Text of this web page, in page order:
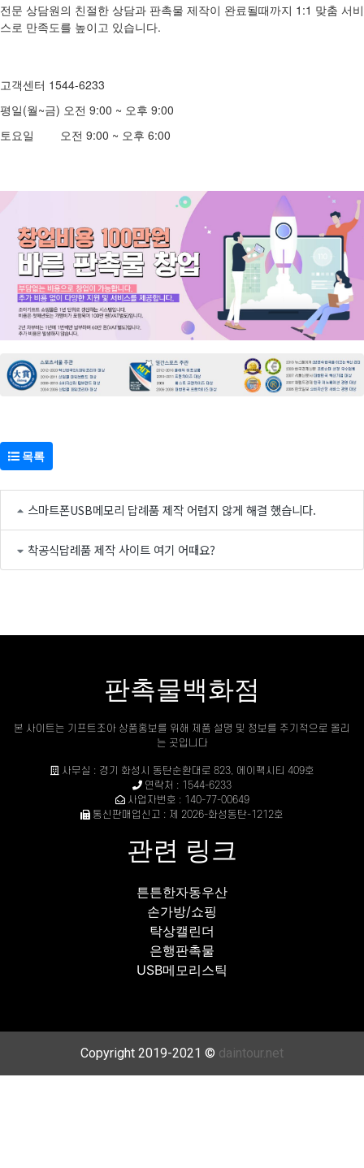
전문 상담원의 친절한 상담과 판촉물 제작이 완료될때까지 1:1 맞춤 서비
스로 만족도를 높이고 있습니다.
고객센터 1544-6233
평일(월~금) 오전 9:00 ~ 오후 9:00
토요일 오전 9:00 ~ 오후 6:00
목록
스마트폰USB메모리 답례품 제작 어렵지 않게 해결 했습니다.
착공식답례품 제작 사이트 여기 어때요?
판촉물백화점
본 사이트는 기프트조아 상품홍보를 위해 제품 설명 및 정보를 주기적으로 올리
는 곳입니다
사무실 : 경기 화성시 동탄순환대로 823, 에이팩시티 409호
연락처 : 1544-6233
사업자번호 : 140-77-00649
통신판매업신고 : 제 2026-화성동탄-1212호
관련 링크
튼튼한자동우산
손가방/쇼핑
탁상캘린더
은행판촉물
USB메모리스틱
Copyright 2019-2021 © daintour.net